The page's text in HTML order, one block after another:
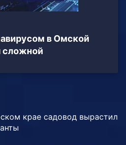
в Омской
сложной
крае садовод вырастил